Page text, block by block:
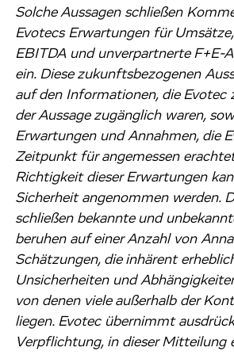
Solche Aussagen schließen
Evotecs Erwartungen für
EBITDA und unverpartnerte F+E-
ein. Diese zukunftsbezogenen
auf den Informationen, die Evotec
der Aussage zugänglich waren,
Erwartungen und Annahmen, die
Zeitpunkt für angemessen
Richtigkeit dieser Erwartungen
Sicherheit angenommen werden.
schließen bekannte und
beruhen auf einer Anzahl von
Schätzungen, die inhärent
Unsicherheiten und
von denen viele außerhalb der
liegen. Evotec übernimmt
Verpflichtung, in dieser Mitteilung